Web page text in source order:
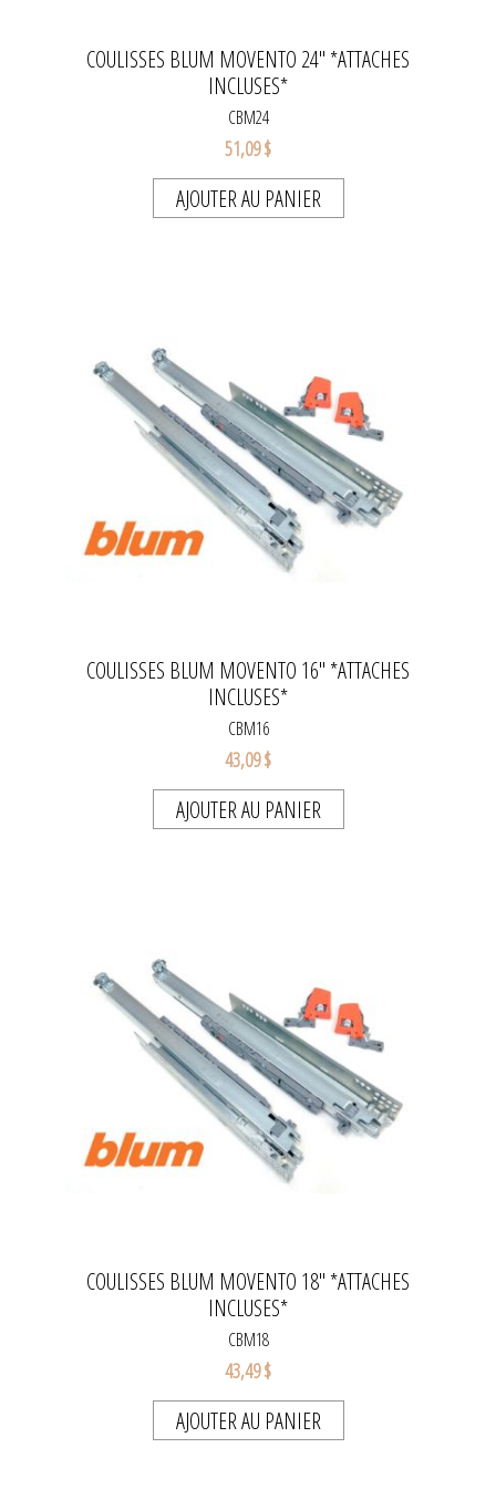
COULISSES BLUM MOVENTO 24'' *ATTACHES
INCLUSES*
CBM24
51,09 $
AJOUTER AU PANIER
COULISSES BLUM MOVENTO 16'' *ATTACHES
INCLUSES*
CBM16
43,09 $
AJOUTER AU PANIER
COULISSES BLUM MOVENTO 18'' *ATTACHES
INCLUSES*
CBM18
43,49 $
AJOUTER AU PANIER